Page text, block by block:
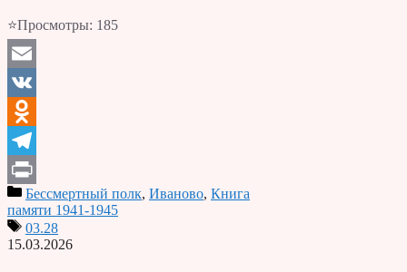
⭐Просмотры: 185
Email
VK
Odnoklassniki
Telegram
PrintБессмертный полк, Иваново, Книга
памяти 1941-1945
03.28
15.03.2026